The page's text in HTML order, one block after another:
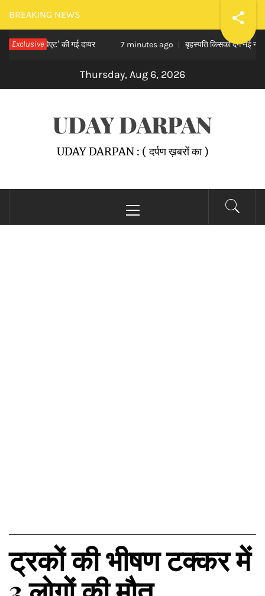
Skip
to
content
BREAKING NEWS
Exclusive
में ‘कैविएट’ की गई दायर 7 minutes ago बृहस्पति किसको देंगे नई नौकरी पाने
Thursday, Aug 6, 2026
UDAY DARPAN
UDAY DARPAN : ( दर्पण ख़बरों का )
Menu
ट्रकों की भीषण टक्कर में